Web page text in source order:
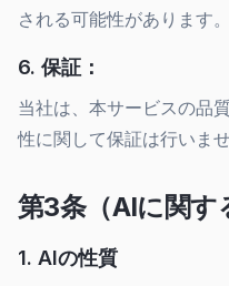
される可能性があります。
6. 保証：
当社は、本サービスの品
性に関して保証は行いませ
第3条（AIに関す
1. AIの性質